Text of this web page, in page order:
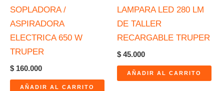
SOPLADORA /
ASPIRADORA
ELECTRICA 650 W
TRUPER
$ 160.000
AÑADIR AL CARRITO
LAMPARA LED 280 LM
DE TALLER
RECARGABLE TRUPER
$ 45.000
AÑADIR AL CARRITO